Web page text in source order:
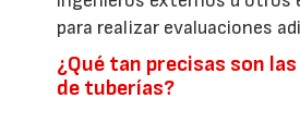
para realizar evaluaciones
¿Qué tan precisas son
de tuberías?